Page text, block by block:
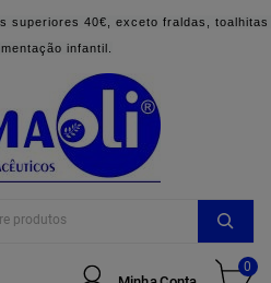
superiores 40€, exceto fraldas, toalhitas
infantil.
0